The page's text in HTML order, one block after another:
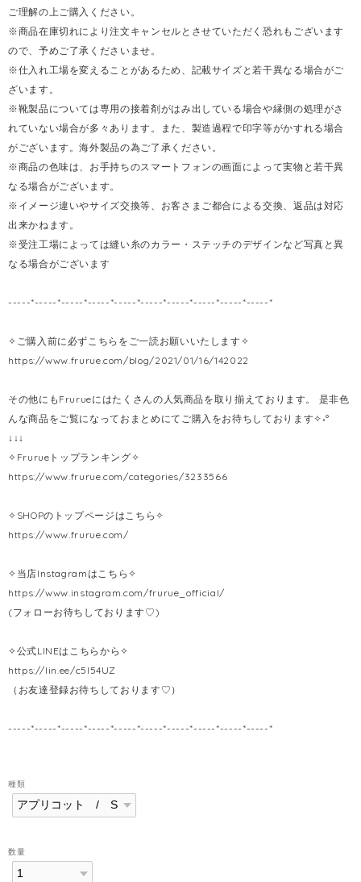
ご理解の上ご購入ください。
※商品在庫切れにより注文キャンセルとさせていただく恐れもございます
ので、予めご了承くださいませ。
※仕入れ工場を変えることがあるため、記載サイズと若干異なる場合がご
ざいます。
※靴製品については専用の接着剤がはみ出している場合や縁側の処理がさ
れていない場合が多々あります。また、製造過程で印字等がかすれる場合
がございます。海外製品の為ご了承ください。
※商品の色味は、お手持ちのスマートフォンの画面によって実物と若干異
なる場合がございます。
※イメージ違いやサイズ交換等、お客さまご都合による交換、返品は対応
出来かねます。
※受注工場によっては縫い糸のカラー・ステッチのデザインなど写真と異
なる場合がございます
-----*-----*-----*-----*-----*-----*-----*-----*-----*-----*
✧ご購入前に必ずこちらをご一読お願いいたします✧
https://www.frurue.com/blog/2021/01/16/142022
その他にもFrurueにはたくさんの人気商品を取り揃えております。 是非色
んな商品をご覧になっておまとめにてご購入をお待ちしております✧˖°
↓↓↓
✧Frurueトップランキング✧
https://www.frurue.com/categories/3233566
✧SHOPのトップページはこちら✧
https://www.frurue.com/
✧当店Instagramはこちら✧
https://www.instagram.com/frurue_official/
(フォローお待ちしております♡)
✧公式LINEはこちらから✧
https://lin.ee/c5l54UZ
（お友達登録お待ちしております♡）
-----*-----*-----*-----*-----*-----*-----*-----*-----*-----*
種類
数量